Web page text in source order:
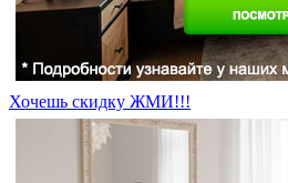
Хочешь скидку ЖМИ!!!